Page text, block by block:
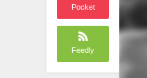
Pocket
Feedly